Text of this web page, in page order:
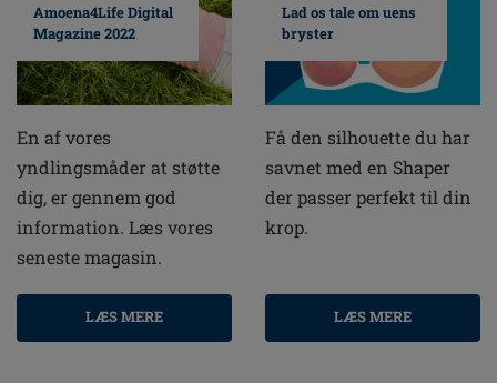
Amoena4Life Digital
Magazine 2022
En af vores
yndlingsmåder at støtte
dig, er gennem god
information. Læs vores
seneste magasin.
LÆS MERE
Lad os tale om uens
bryster
Få den silhouette du har
savnet med en Shaper
der passer perfekt til din
krop.
LÆS MERE